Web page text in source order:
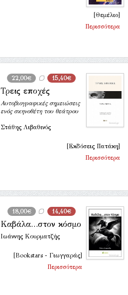
[Θεμέλιο]
Περισσότερα
22,00€ 15,40€
Τρεις εποχές
Αυτοβιογραφικές σημειώσεις
ενός σκηνοθέτη του θεάτρου
Στάθης Λιβαθινός
[Εκδόσεις Πατάκη]
Περισσότερα
18,00€ 14,40€
Καβάλα…στον κόσμο
Ιωάννης Κουρματζής
[Bookstars - Γιωγγαράς]
Περισσότερα